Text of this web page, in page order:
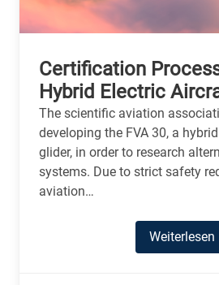
Certification
Hybrid Electric
The scientific aviation
developing the FVA 30, a
glider, in order to research
systems. Due to strict safety
aviation…
Weiterlesen